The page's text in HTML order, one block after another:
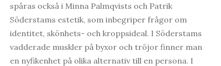
spåras också i Minna Palmqvists och Patrik
Söderstams estetik, som inbegriper frågor om
identitet, skönhets- och kroppsideal. I Söderstams
vadderade muskler på byxor och tröjor finner man
en nyfikenhet på olika alternativ till en persona. I